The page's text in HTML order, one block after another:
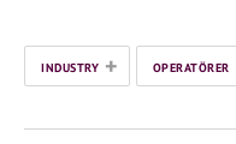
INDUSTRY + OPERATÖRER